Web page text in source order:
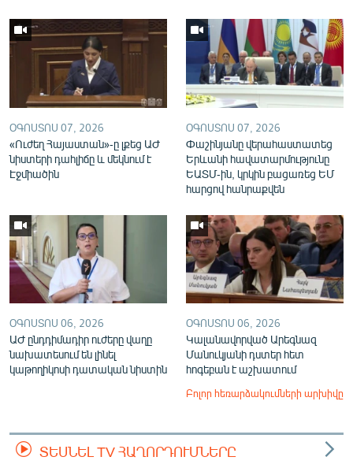
ՕԳՈՍՏՈՍ 07, 2026
«Ուժեղ Հայաստան»-ը լքեց ԱԺ
նիստերի դահլիճը և մեկնում է
Էջմիածին
ՕԳՈՍՏՈՍ 07, 2026
Փաշինյանը վերահաստատեց
Երևանի հավատարմությունը
ԵԱՏՄ-ին, կրկին բացառեց ԵՄ
հարցով հանրաքվեն
ՕԳՈՍՏՈՍ 06, 2026
ԱԺ ընդդիմադիր ուժերը վաղը
նախատեսում են լինել
կաթողիկոսի դատական նիստին
ՕԳՈՍՏՈՍ 06, 2026
Կալանավորված Արեգնազ
Մանուկյանի դստեր հետ
հոգեբան է աշխատում
Բոլոր հեռարձակումների արխիվը
ՏԵՍՆԵԼ TV ՀԱՂՈՐԴՈՒՄՆԵՐԸ